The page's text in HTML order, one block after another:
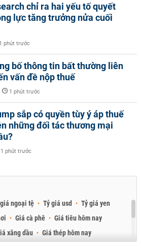
chỉ ra hai yếu tố quyết
lực tăng trưởng nửa cuối
1 phút trước
bố thông tin bất thường liên
vấn đề nộp thuế
1 phút trước
sắp có quyền tùy ý áp thuế
những đối tác thương mại
1 phút trước
ngoại tệ Tỷ giá usd
Tỷ giá yen
Giá cà phê
Giá tiêu hôm nay
xăng dầu
Giá thép hôm nay